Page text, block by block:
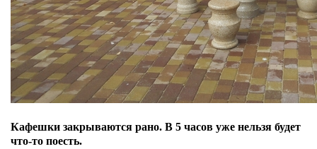
Кафешки закрываются рано. В 5 часов уже нельзя будет
что-то поесть.